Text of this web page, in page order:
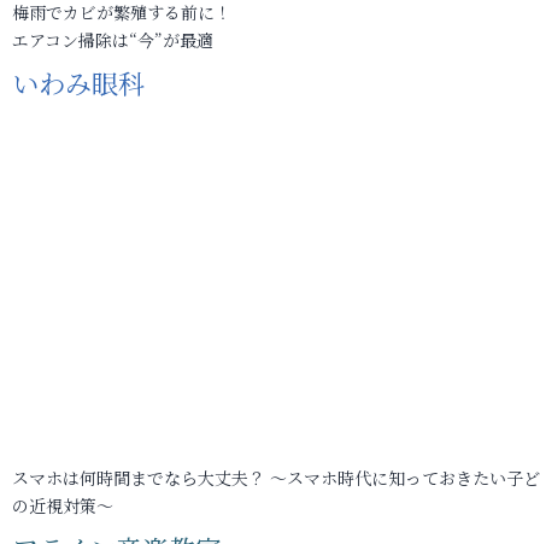
梅雨でカビが繁殖する前に！
エアコン掃除は“今”が最適
いわみ眼科
スマホは何時間までなら大丈夫？ ～スマホ時代に知っておきたい子
の近視対策～